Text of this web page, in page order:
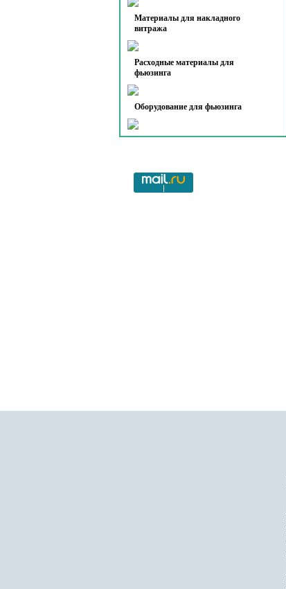
Материалы для накладного
витража
Расходные материалы для
фьюзинга
Оборудование для фьюзинга